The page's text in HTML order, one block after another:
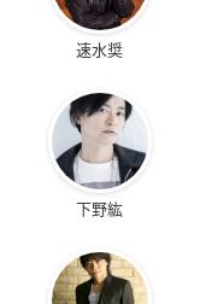
速水奨
下野紘